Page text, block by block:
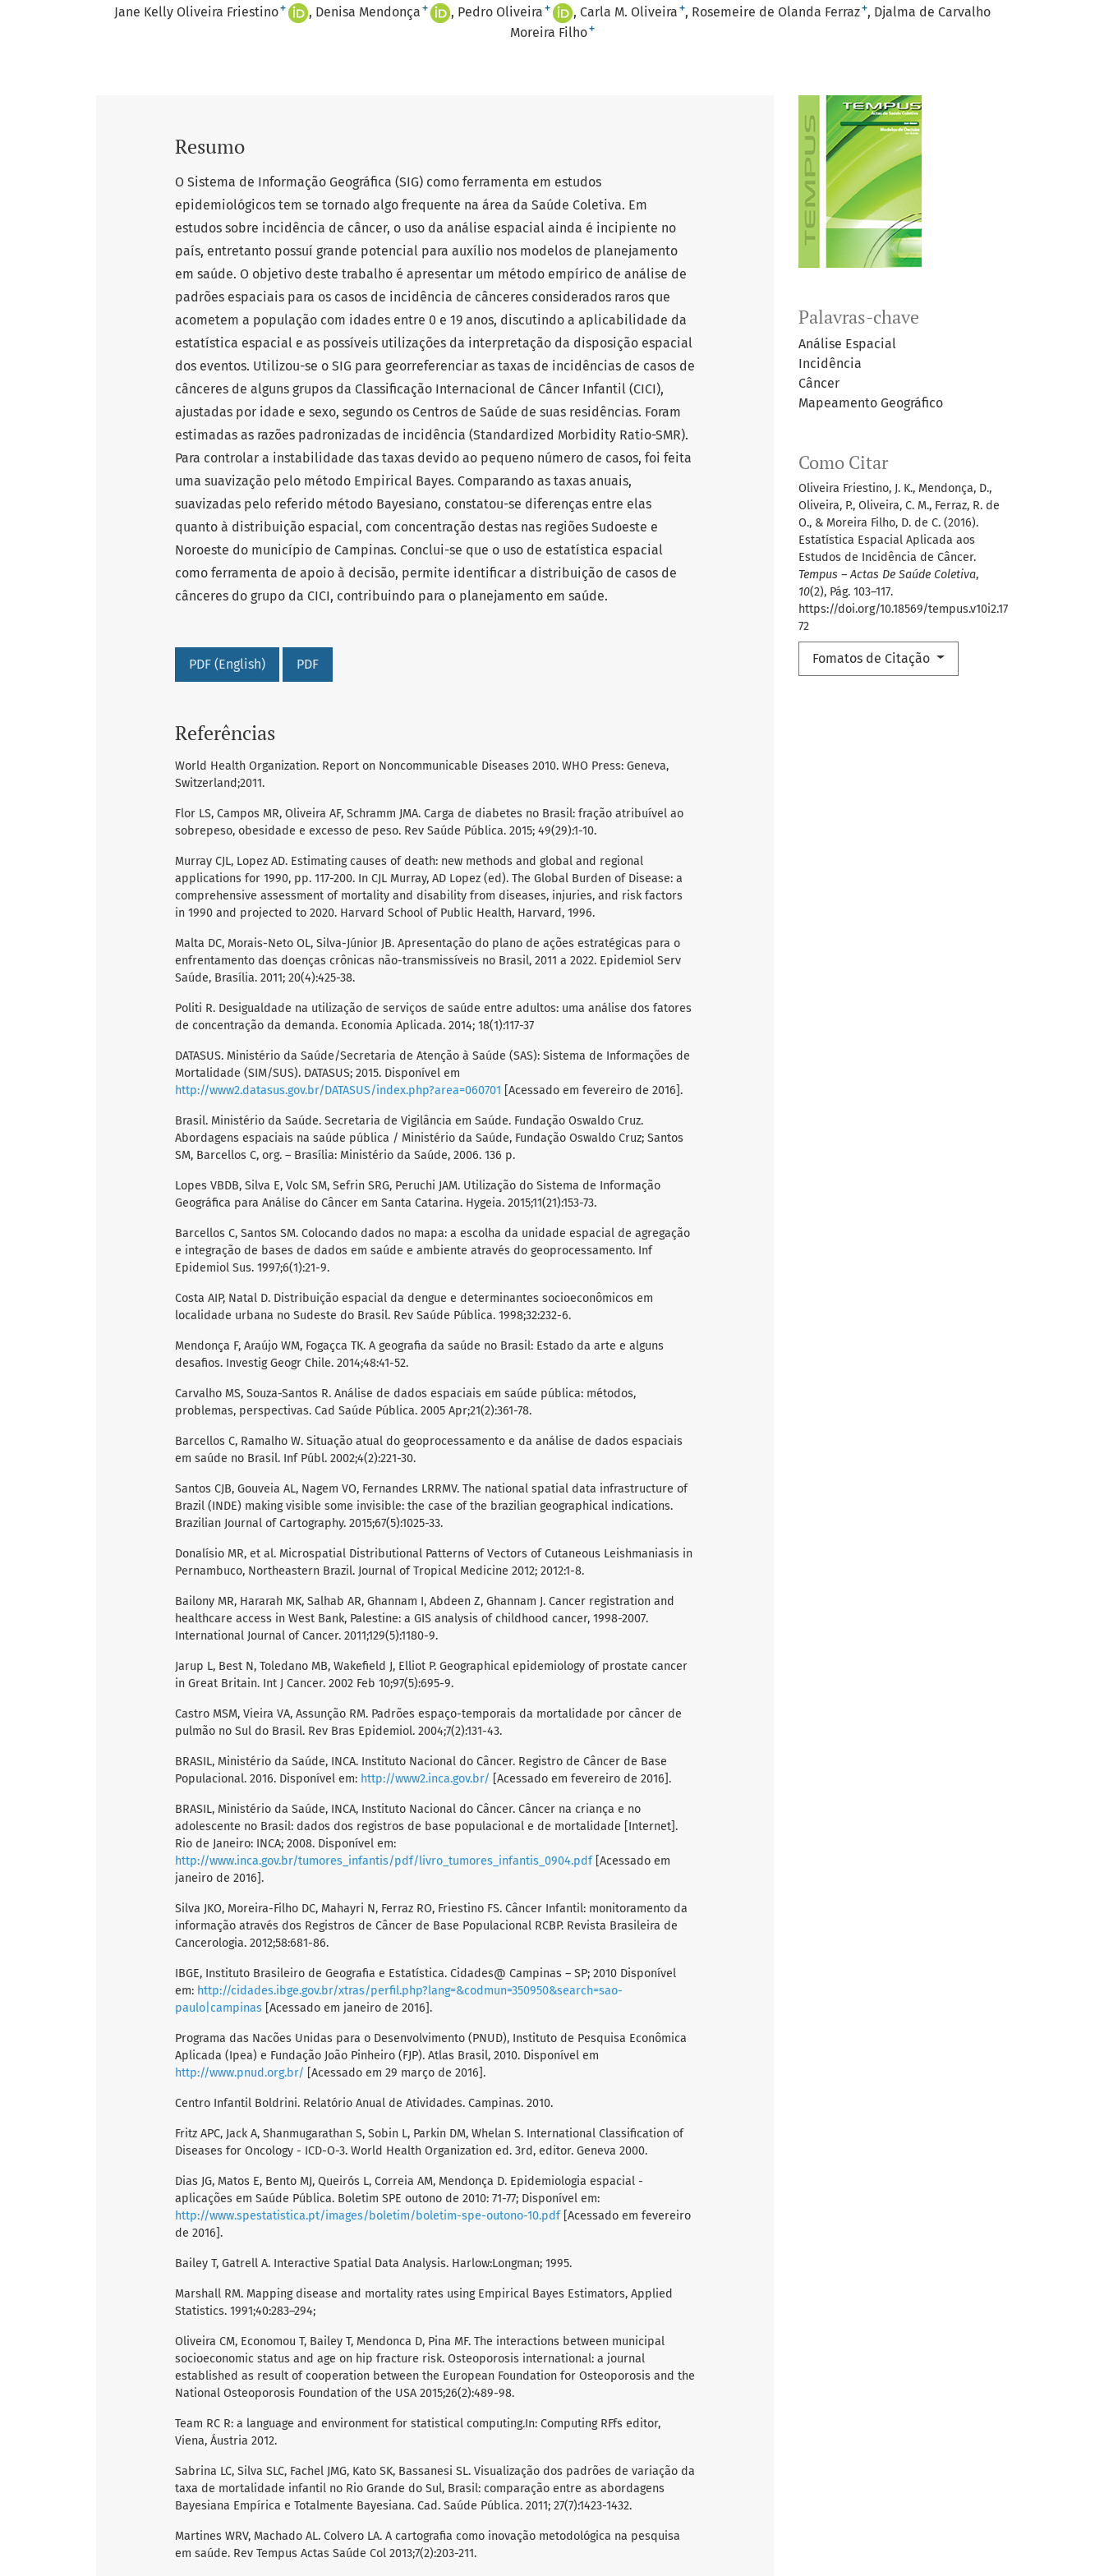
Jane Kelly Oliveira Friestino+ Denisa Mendonça + Pedro Oliveira + Carla M. Oliveira + Rosemeire de Olanda Ferraz+
Djalma de Carvalho
Moreira Filho+
Palavras-chave
Análise Espacial
Incidência
Câncer
Mapeamento Geográfico
Como Citar
Oliveira Friestino, J. K., Mendonça, D.,
Oliveira, P., Oliveira, C. M., Ferraz, R. de
O., & Moreira Filho, D. de C. (2016).
Estatística Espacial Aplicada aos
Estudos de Incidência de Câncer.
Tempus – Actas De Saúde Coletiva,
10(2), Pág. 103–117.
https://doi.org/10.18569/tempus.v10i2.17
72
Fomatos de Citação
Resumo
O Sistema de Informação Geográfica (SIG) como ferramenta em estudos
epidemiológicos tem se tornado algo frequente na área da Saúde Coletiva. Em
estudos sobre incidência de câncer, o uso da análise espacial ainda é incipiente no
país, entretanto possuí grande potencial para auxílio nos modelos de planejamento
em saúde. O objetivo deste trabalho é apresentar um método empírico de análise de
padrões espaciais para os casos de incidência de cânceres considerados raros que
acometem a população com idades entre 0 e 19 anos, discutindo a aplicabilidade da
estatística espacial e as possíveis utilizações da interpretação da disposição espacial
dos eventos. Utilizou-se o SIG para georreferenciar as taxas de incidências de casos de
cânceres de alguns grupos da Classificação Internacional de Câncer Infantil (CICI),
ajustadas por idade e sexo, segundo os Centros de Saúde de suas residências. Foram
estimadas as razões padronizadas de incidência (Standardized Morbidity Ratio-SMR).
Para controlar a instabilidade das taxas devido ao pequeno número de casos, foi feita
uma suavização pelo método Empirical Bayes. Comparando as taxas anuais,
suavizadas pelo referido método Bayesiano, constatou-se diferenças entre elas
quanto à distribuição espacial, com concentração destas nas regiões Sudoeste e
Noroeste do município de Campinas. Conclui-se que o uso de estatística espacial
como ferramenta de apoio à decisão, permite identificar a distribuição de casos de
cânceres do grupo da CICI, contribuindo para o planejamento em saúde.
PDF (English) PDF
Referências
World Health Organization. Report on Noncommunicable Diseases 2010. WHO Press: Geneva,
Switzerland;2011.
Flor LS, Campos MR, Oliveira AF, Schramm JMA. Carga de diabetes no Brasil: fração atribuível ao
sobrepeso, obesidade e excesso de peso. Rev Saúde Pública. 2015; 49(29):1-10.
Murray CJL, Lopez AD. Estimating causes of death: new methods and global and regional
applications for 1990, pp. 117-200. In CJL Murray, AD Lopez (ed). The Global Burden of Disease: a
comprehensive assessment of mortality and disability from diseases, injuries, and risk factors
in 1990 and projected to 2020. Harvard School of Public Health, Harvard, 1996.
Malta DC, Morais-Neto OL, Silva-Júnior JB. Apresentação do plano de ações estratégicas para o
enfrentamento das doenças crônicas não-transmissíveis no Brasil, 2011 a 2022. Epidemiol Serv
Saúde, Brasília. 2011; 20(4):425-38.
Politi R. Desigualdade na utilização de serviços de saúde entre adultos: uma análise dos fatores
de concentração da demanda. Economia Aplicada. 2014; 18(1):117-37
DATASUS. Ministério da Saúde/Secretaria de Atenção à Saúde (SAS): Sistema de Informações de
Mortalidade (SIM/SUS). DATASUS; 2015. Disponível em
http://www2.datasus.gov.br/DATASUS/index.php?area=060701 [Acessado em fevereiro de 2016].
Brasil. Ministério da Saúde. Secretaria de Vigilância em Saúde. Fundação Oswaldo Cruz.
Abordagens espaciais na saúde pública / Ministério da Saúde, Fundação Oswaldo Cruz; Santos
SM, Barcellos C, org. – Brasília: Ministério da Saúde, 2006. 136 p.
Lopes VBDB, Silva E, Volc SM, Sefrin SRG, Peruchi JAM. Utilização do Sistema de Informação
Geográfica para Análise do Câncer em Santa Catarina. Hygeia. 2015;11(21):153-73.
Barcellos C, Santos SM. Colocando dados no mapa: a escolha da unidade espacial de agregação
e integração de bases de dados em saúde e ambiente através do geoprocessamento. Inf
Epidemiol Sus. 1997;6(1):21-9.
Costa AIP, Natal D. Distribuição espacial da dengue e determinantes socioeconômicos em
localidade urbana no Sudeste do Brasil. Rev Saúde Pública. 1998;32:232-6.
Mendonça F, Araújo WM, Fogaçca TK. A geografia da saúde no Brasil: Estado da arte e alguns
desafios. Investig Geogr Chile. 2014;48:41-52.
Carvalho MS, Souza-Santos R. Análise de dados espaciais em saúde pública: métodos,
problemas, perspectivas. Cad Saúde Pública. 2005 Apr;21(2):361-78.
Barcellos C, Ramalho W. Situação atual do geoprocessamento e da análise de dados espaciais
em saúde no Brasil. Inf Públ. 2002;4(2):221-30.
Santos CJB, Gouveia AL, Nagem VO, Fernandes LRRMV. The national spatial data infrastructure of
Brazil (INDE) making visible some invisible: the case of the brazilian geographical indications.
Brazilian Journal of Cartography. 2015;67(5):1025-33.
Donalísio MR, et al. Microspatial Distributional Patterns of Vectors of Cutaneous Leishmaniasis in
Pernambuco, Northeastern Brazil. Journal of Tropical Medicine 2012; 2012:1-8.
Bailony MR, Hararah MK, Salhab AR, Ghannam I, Abdeen Z, Ghannam J. Cancer registration and
healthcare access in West Bank, Palestine: a GIS analysis of childhood cancer, 1998-2007.
International Journal of Cancer. 2011;129(5):1180-9.
Jarup L, Best N, Toledano MB, Wakefield J, Elliot P. Geographical epidemiology of prostate cancer
in Great Britain. Int J Cancer. 2002 Feb 10;97(5):695-9.
Castro MSM, Vieira VA, Assunção RM. Padrões espaço-temporais da mortalidade por câncer de
pulmão no Sul do Brasil. Rev Bras Epidemiol. 2004;7(2):131-43.
BRASIL, Ministério da Saúde, INCA. Instituto Nacional do Câncer. Registro de Câncer de Base
Populacional. 2016. Disponível em: http://www2.inca.gov.br/ [Acessado em fevereiro de 2016].
BRASIL, Ministério da Saúde, INCA, Instituto Nacional do Câncer. Câncer na criança e no
adolescente no Brasil: dados dos registros de base populacional e de mortalidade [Internet].
Rio de Janeiro: INCA; 2008. Disponível em:
http://www.inca.gov.br/tumores_infantis/pdf/livro_tumores_infantis_0904.pdf[Acessado em
janeiro de 2016].
Silva JKO, Moreira-Filho DC, Mahayri N, Ferraz RO, Friestino FS. Câncer Infantil: monitoramento da
informação através dos Registros de Câncer de Base Populacional RCBP. Revista Brasileira de
Cancerologia. 2012;58:681-86.
IBGE, Instituto Brasileiro de Geografia e Estatística. Cidades@ Campinas – SP; 2010 Disponível
em: http://cidades.ibge.gov.br/xtras/perfil.php?lang=&codmun=350950&search=sao-
paulo|campinas [Acessado em janeiro de 2016].
Programa das Nacões Unidas para o Desenvolvimento (PNUD), Instituto de Pesquisa Econômica
Aplicada (Ipea) e Fundação João Pinheiro (FJP). Atlas Brasil, 2010. Disponível em
http://www.pnud.org.br/ [Acessado em 29 março de 2016].
Centro Infantil Boldrini. Relatório Anual de Atividades. Campinas. 2010.
Fritz APC, Jack A, Shanmugarathan S, Sobin L, Parkin DM, Whelan S. International Classification of
Diseases for Oncology - ICD-O-3. World Health Organization ed. 3rd, editor. Geneva 2000.
Dias JG, Matos E, Bento MJ, Queirós L, Correia AM, Mendonça D. Epidemiologia espacial -
aplicações em Saúde Pública. Boletim SPE outono de 2010: 71-77; Disponível em:
http://www.spestatistica.pt/images/boletim/boletim-spe-outono-10.pdf[Acessado em fevereiro
de 2016].
Bailey T, Gatrell A. Interactive Spatial Data Analysis. Harlow:Longman; 1995.
Marshall RM. Mapping disease and mortality rates using Empirical Bayes Estimators, Applied
Statistics. 1991;40:283–294;
Oliveira CM, Economou T, Bailey T, Mendonca D, Pina MF. The interactions between municipal
socioeconomic status and age on hip fracture risk. Osteoporosis international: a journal
established as result of cooperation between the European Foundation for Osteoporosis and the
National Osteoporosis Foundation of the USA 2015;26(2):489-98.
Team RC R: a language and environment for statistical computing.In: Computing RFfs editor,
Viena, Áustria 2012.
Sabrina LC, Silva SLC, Fachel JMG, Kato SK, Bassanesi SL. Visualização dos padrões de variação da
taxa de mortalidade infantil no Rio Grande do Sul, Brasil: comparação entre as abordagens
Bayesiana Empírica e Totalmente Bayesiana. Cad. Saúde Pública. 2011; 27(7):1423-1432.
Martines WRV, Machado AL. Colvero LA. A cartografia como inovação metodológica na pesquisa
em saúde. Rev Tempus Actas Saúde Col 2013;7(2):203-211.